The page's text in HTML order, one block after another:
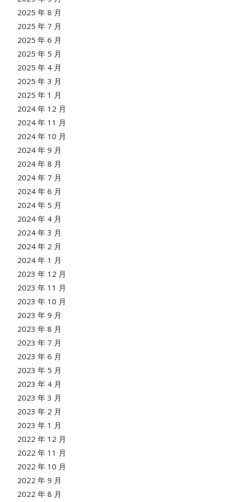
2025 年 8 月
2025 年 7 月
2025 年 6 月
2025 年 5 月
2025 年 4 月
2025 年 3 月
2025 年 1 月
2024 年 12 月
2024 年 11 月
2024 年 10 月
2024 年 9 月
2024 年 8 月
2024 年 7 月
2024 年 6 月
2024 年 5 月
2024 年 4 月
2024 年 3 月
2024 年 2 月
2024 年 1 月
2023 年 12 月
2023 年 11 月
2023 年 10 月
2023 年 9 月
2023 年 8 月
2023 年 7 月
2023 年 6 月
2023 年 5 月
2023 年 4 月
2023 年 3 月
2023 年 2 月
2023 年 1 月
2022 年 12 月
2022 年 11 月
2022 年 10 月
2022 年 9 月
2022 年 8 月